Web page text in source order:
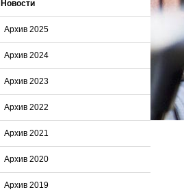
Новости
Архив 2025
Архив 2024
Архив 2023
Архив 2022
Архив 2021
Архив 2020
Архив 2019